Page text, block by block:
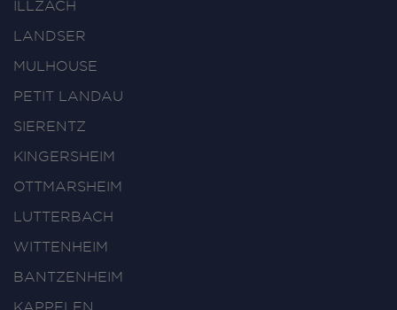
ILLZACH
LANDSER
MULHOUSE
PETIT LANDAU
SIERENTZ
KINGERSHEIM
OTTMARSHEIM
LUTTERBACH
WITTENHEIM
BANTZENHEIM
KAPPELEN